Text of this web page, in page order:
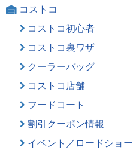
コストコ
コストコ初心者
コストコ裏ワザ
クーラーバッグ
コストコ店舗
フードコート
割引クーポン情報
イベント／ロードショー